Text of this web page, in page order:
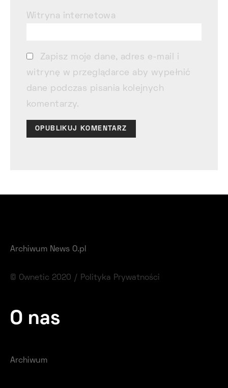
Witryna internetowa
Zapisz moje dane, adres e-mail i
witrynę w przeglądarce aby wypełnić
dane podczas pisania kolejnych
komentarzy.
Archiwum News O.pl
© Ownetic 2020 / Polityka Prywatności
O nas
Archiwum